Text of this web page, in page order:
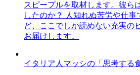
スピープルを取材します。彼ら
したのか？ 人知れぬ苦労や仕
ど、ここでしか読めない充実の
お届けします。
イタリア人マッシの「思考する